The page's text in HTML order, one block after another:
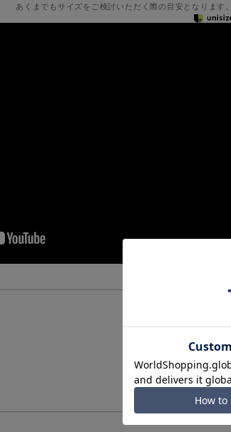
あくまでもサイズをご検討いただく際の目安となります。